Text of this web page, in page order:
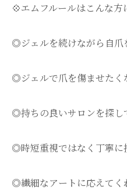
💠エムフルールはこんな方
◎ジェルを続けながら自爪
◎ジェルで爪を傷ませたく
◎持ちの良いサロンを探し
◎時短重視ではなく丁寧に
◎繊細なアートに応えてく